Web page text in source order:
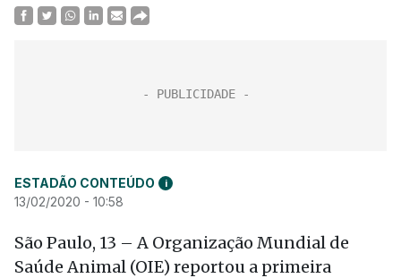
ESTADÃO CONTEÚDO i
13/02/2020 - 10:58
São Paulo, 13 – A Organização Mundial de
Saúde Animal (OIE) reportou a primeira